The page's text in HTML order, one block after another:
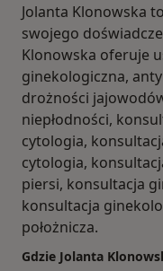
Jolanta Klonowska
swojego
Klonowska oferuje
ginekologiczna,
drożności
niepłodności,
cytologia,
cytologia,
piersi, konsultacja
konsultacja
położnicza.
Gdzie Jolanta